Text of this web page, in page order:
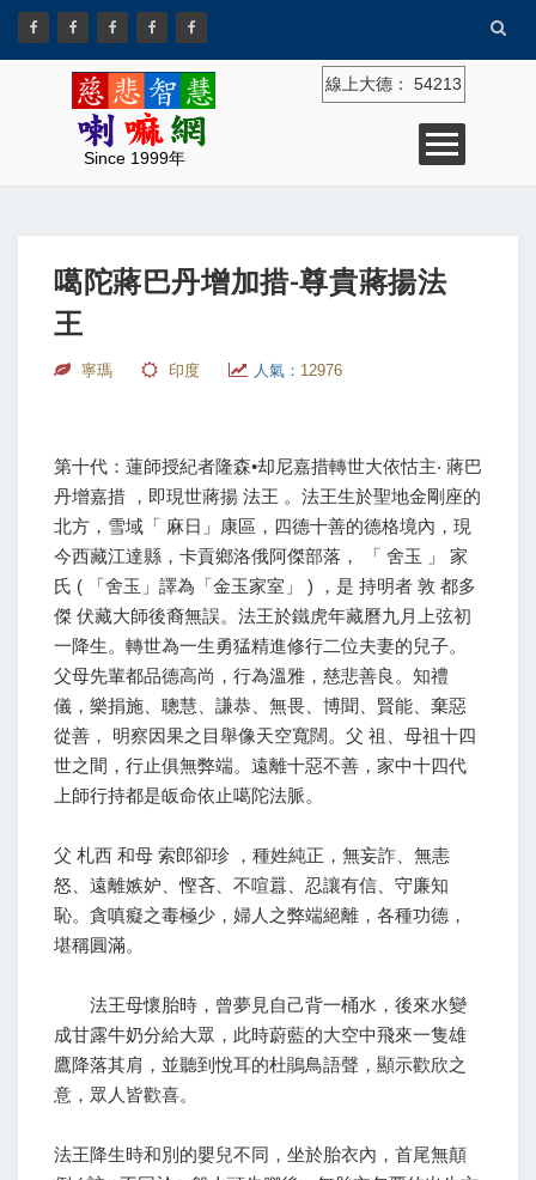
Since 1999年
線上大德： 54213
噶陀蔣巴丹增加措-尊貴蔣揚法
王
寧瑪 印度 人氣： 12976
第十代：蓮師授紀者隆森•却尼嘉措轉世大依怙主‧ 蔣巴
丹增嘉措 ，即現世蔣揚 法王 。法王生於聖地金剛座的
北方，雪域「 麻日」康區，四德十善的德格境內，現
今西藏江達縣，卡貢鄉洛俄阿傑部落， 「 舍玉 」 家
氏 ( 「舍玉」譯為「金玉家室」 ) ，是 持明者 敦 都多
傑 伏藏大師後裔無誤。法王於鐵虎年藏曆九月上弦初
一降生。轉世為一生勇猛精進修行二位夫妻的兒子。
父母先輩都品德高尚，行為溫雅，慈悲善良。知禮
儀，樂捐施、聰慧、謙恭、無畏、博聞、賢能、棄惡
從善， 明察因果之目舉像天空寬闊。父 祖、母祖十四
世之間，行止俱無弊端。遠離十惡不善，家中十四代
上師行持都是皈命依止噶陀法脈。
父 札西 和母 索郎卻珍 ，種姓純正，無妄詐、無恚
怒、遠離嫉妒、慳吝、不喧囂、忍讓有信、守廉知
恥。貪嗔癡之毒極少，婦人之弊端絕離，各種功德，
堪稱圓滿。
法王母懷胎時，曾夢見自己背一桶水，後來水變
成甘露牛奶分給大眾，此時蔚藍的大空中飛來一隻雄
鷹降落其肩，並聽到悅耳的杜鵑鳥語聲，顯示歡欣之
意，眾人皆歡喜。
法王降生時和別的嬰兒不同，坐於胎衣內，首尾無顛